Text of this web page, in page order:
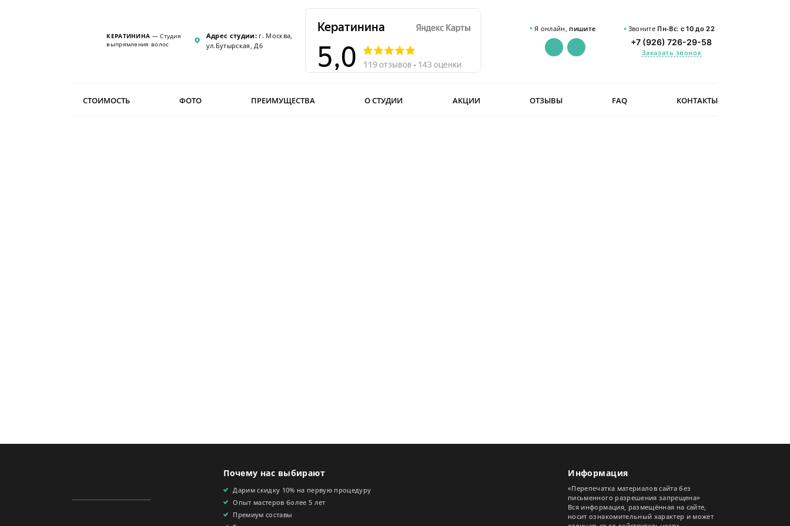
КЕРАТИНИНА — Студия
выпрямления волос
Адрес студии:г. Москва,
ул.Бутырская, Д6
Я онлайн,пишите Звоните Пн-Вс: с 10 до 22
+7 (926) 726-29-58
Заказать звонок
СТОИМОСТЬ ФОТО ПРЕИМУЩЕСТВА О СТУДИИ АКЦИИ ОТЗЫВЫ FAQ КОНТАКТЫ
Почему нас выбирают
Дарим скидку 10% на первую процедуру
Опыт мастеров более 5 лет
Премиум составы
Информация
«Перепечатка материалов сайта без
письменного разрешения запрещена»
Вся информация, размещённая на сайте,
носит ознакомительный характер и может